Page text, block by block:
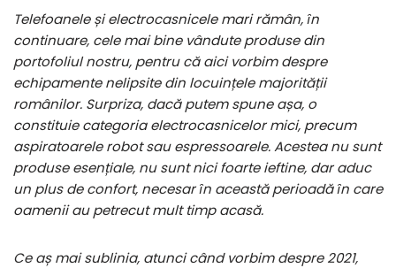
Telefoanele și electrocasnicele mari rămân, ȋn
continuare, cele mai bine vândute produse din
portofoliul nostru, pentru că aici vorbim despre
echipamente nelipsite din locuințele majorității
românilor. Surpriza, dacă putem spune așa, o
constituie categoria electrocasnicelor mici, precum
aspiratoarele robot sau espressoarele. Acestea nu sunt
produse esențiale, nu sunt nici foarte ieftine, dar aduc
un plus de confort, necesar ȋn această perioadă ȋn care
oamenii au petrecut mult timp acasă.
Ce aș mai sublinia, atunci când vorbim despre 2021,